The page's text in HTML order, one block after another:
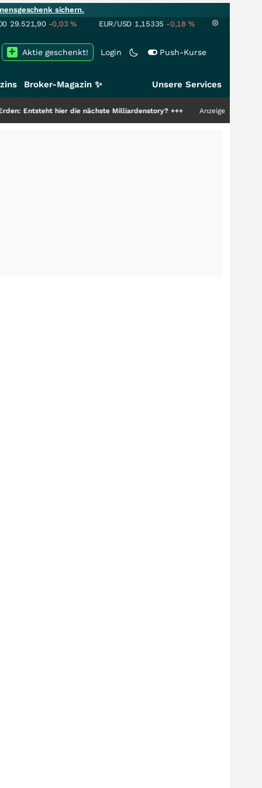
sichern.
29.521,90 -0,03% EUR/USD 1,15335 -0,18 %
Login Push-Kurse
Aktie geschenkt!
Broker-Magazin ✨ Unsere Services
hier die nächste Milliardenstory?+++ Anzeige